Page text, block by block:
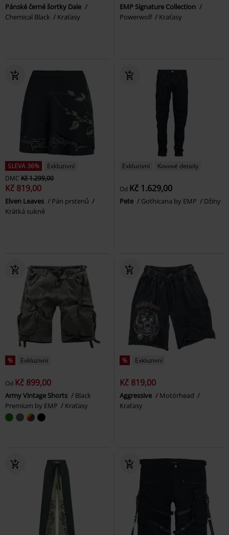
Pánské černé šortky Dale
Chemical Black
Kraťasy
EMP Signature Collection
Powerwolf
Kraťasy
SLEVA 36%
Exkluzivní
DMC Kč 1.299,00
Kč 819,00
Elven Leaves
Pán prstenů
Krátká sukně
Exkluzivní Kovové detaily
Od Kč 1.629,00
Pete Gothicana by EMP Džíny
% Exkluzivní
Od Kč 899,00
Army Vintage Shorts
Black
Premium by EMP
Kraťasy
% Exkluzivní
Kč 819,00
Aggressive
Motörhead
Kraťasy